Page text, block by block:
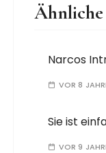
Narcos
VOR 8
Sie ist
VOR 9